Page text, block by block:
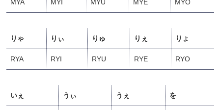
MYA MYI MYU MYE MYO
りゃ りぃ りゅ りぇ りょ
RYA RYI RYU RYE RYO
いぇ うぃ うぇ を